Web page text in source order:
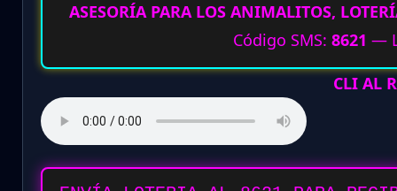
ASESORÍA PARA LOS ANIMALITOS,
Código SMS: 8621 —
CLI AL